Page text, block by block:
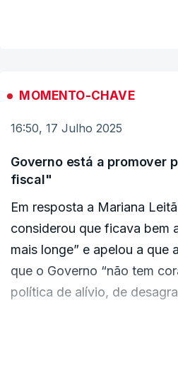
MOMENTO-CHAVE
16:50, 17 Julho 2025
Governo está a promover
fiscal"
Em resposta a Mariana
considerou que ficava bem
mais longe” e apelou a que
que o Governo “não tem
política de alívio, de